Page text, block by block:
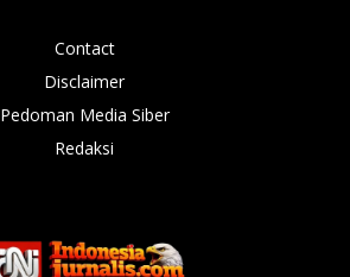
Contact
Disclaimer
Pedoman Media Siber
Redaksi